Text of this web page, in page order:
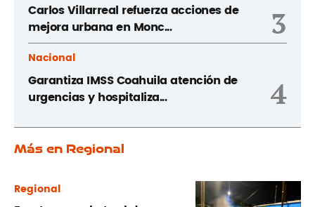
Carlos Villarreal refuerza acciones de
mejora urbana en Monc...
3
Nacional
Garantiza IMSS Coahuila atención de
urgencias y hospitaliza...
4
Más en Regional
Regional